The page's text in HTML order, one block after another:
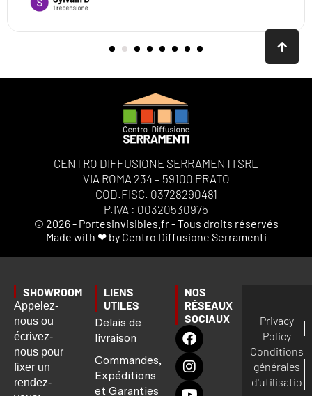
CENTRO DIFFUSIONE SERRAMENTI SRL
VIA ROMA 234 – 59100 PRATO
COD.FISC. 03728290481
P.IVA : 00320530975
© 2026 - Portesinvisibles.fr - Tous droits réservés
Made with ❤ by Centro Diffusione Serramenti
SHOWROOM
Appelez-
nous ou
écrivez-
nous pour
fixer un
rendez-
LIENS
UTILES
Delais de
livraison
Commandes,
Expéditions
et Garanties
NOS
RÉSEAUX
SOCIAUX
Privacy
Policy
Conditions
générales
d'utilisatio